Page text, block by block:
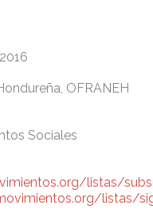
OFRANEH
Sociales
listas/
listas/